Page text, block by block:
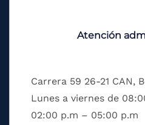
Atención
Carrera 59 26-21 CAN,
Lunes a viernes de
02:00 p.m – 05:00 p.m